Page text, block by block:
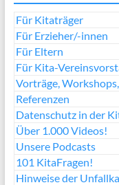
Für Kitaträger
Für Erzieher/-innen
Für Eltern
Für Kita-
Vorträge,
Referenzen
Datenschutz in der
Über 1.000 Videos!
Unsere Podcasts
101 KitaFragen!
Hinweise der